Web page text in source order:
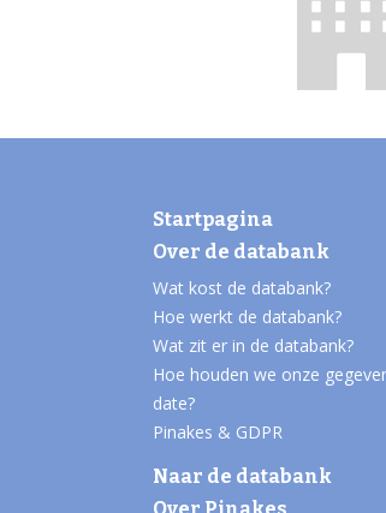
Startpagina
Over de databank
Wat kost de databank?
Hoe werkt de databank?
Wat zit er in de databank?
Hoe houden we onze
date?
Pinakes & GDPR
Naar de databank
Over Pinakes